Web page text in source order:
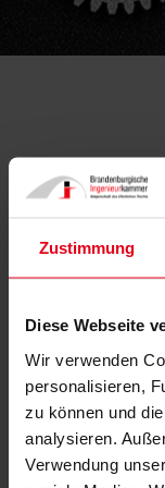
Zustimmung
Diese Webseite
Wir verwenden
personalisieren,
zu können und
analysieren.
Verwendung
Änderung
12.07.2022